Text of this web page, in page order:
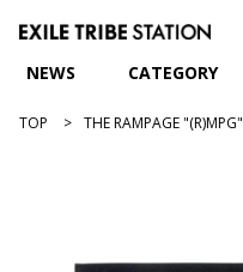
NEWS CATEGORY
TOP THE RAMPAGE "(R)MPG"